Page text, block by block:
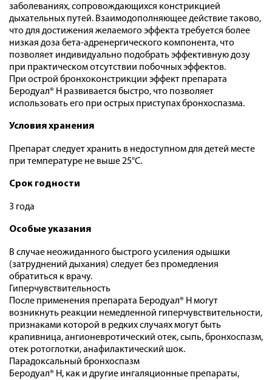
заболеваниях, сопровождающихся констрикцией
дыхательных путей. Взаимодополняющее действие таково,
что для достижения желаемого эффекта требуется более
низкая доза бета-адренергического компонента, что
позволяет индивидуально подобрать эффективную дозу
при практическом отсутствии побочных эффектов.
При острой бронхоконстрикции эффект препарата
Беродуал® Н развивается быстро, что позволяет
использовать его при острых приступах бронхоспазма.
Условия хранения
Препарат следует хранить в недоступном для детей месте
при температуре не выше 25°C.
Срок годности
3 года
Особые указания
В случае неожиданного быстрого усиления одышки
(затруднений дыхания) следует без промедления
обратиться к врачу.
Гиперчувствительность
После применения препарата Беродуал® Н могут
возникнуть реакции немедленной гиперчувствительности,
признаками которой в редких случаях могут быть
крапивница, ангионевротический отек, сыпь, бронхоспазм,
отек ротоглотки, анафилактический шок.
Парадоксальный бронхоспазм
Беродуал® Н, как и другие ингаляционные препараты,